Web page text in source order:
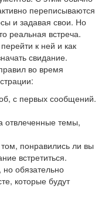
переписываются
и задавая свои. Но
реальная встреча.
к ней и как
свидание.
во время
с первых сообщений.
отвлеченные темы,
понравились ли вы
встретиться.
обязательно
которые будут